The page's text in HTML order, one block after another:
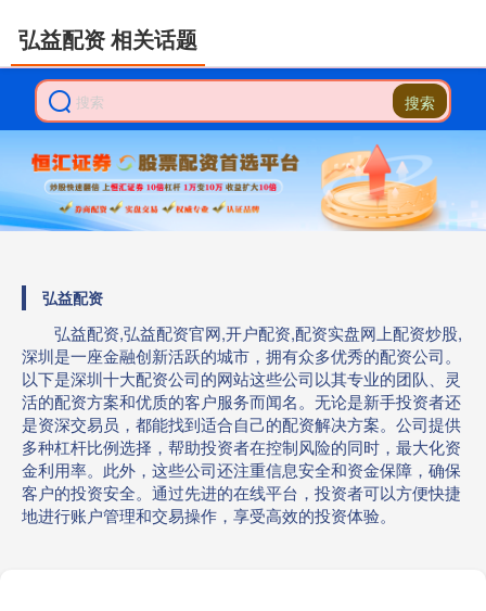
搜索
弘益配资
弘益配资,弘益配资官网,开户配资,配资实盘网上配资炒股,
深圳是一座金融创新活跃的城市，拥有众多优秀的配资公司。
以下是深圳十大配资公司的网站这些公司以其专业的团队、灵
活的配资方案和优质的客户服务而闻名。无论是新手投资者还
是资深交易员，都能找到适合自己的配资解决方案。公司提供
多种杠杆比例选择，帮助投资者在控制风险的同时，最大化资
金利用率。此外，这些公司还注重信息安全和资金保障，确保
客户的投资安全。通过先进的在线平台，投资者可以方便快捷
地进行账户管理和交易操作，享受高效的投资体验。
弘益配资 相关话题